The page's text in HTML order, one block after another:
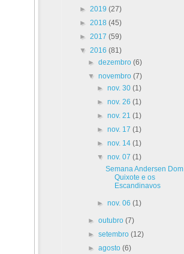
► 2019 (27)
► 2018 (45)
► 2017 (59)
▼ 2016 (81)
►dezembro(6)
▼novembro(7)
► nov. 30 (1)
► nov. 26 (1)
► nov. 21 (1)
► nov. 17 (1)
► nov. 14 (1)
▼ nov. 07 (1)
Semana Andersen Dom
Quixote e os
Escandinavos
► nov. 06 (1)
►outubro(7)
►setembro(12)
►agosto(6)